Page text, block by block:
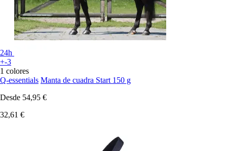
24h
+-3
1 colores
Q-essentials Manta de cuadra Start 150 g
Desde 54,95 €
32,61 €